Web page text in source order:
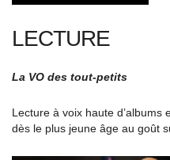
LECTURE
La VO des tout-petits
Lecture à voix haute
dès le plus jeune âge au goût